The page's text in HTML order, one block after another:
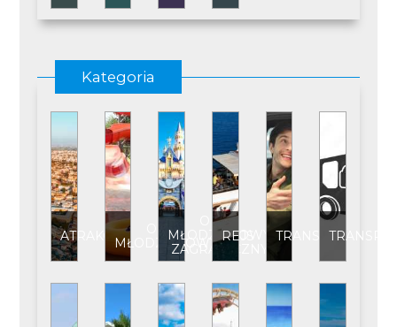
Kategoria
ATRAKCJE
OBÓZ
MŁODZIEŻOWY
OBÓZ
MŁODZIEŻOWY
ZAGRANICZNY
REJS TRANSFER